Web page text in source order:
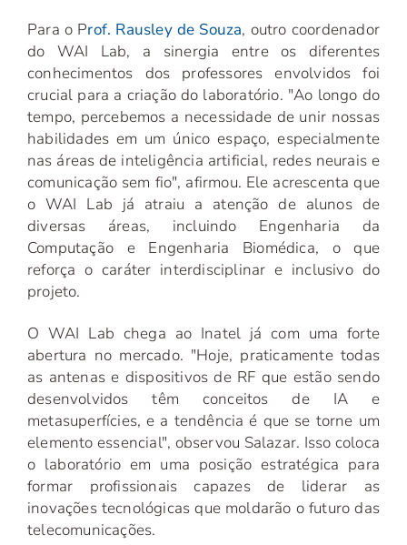
Para o Prof. Rausley de Souza, outro coordenador
do WAI Lab, a sinergia entre os diferentes
conhecimentos dos professores envolvidos foi
crucial para a criação do laboratório. "Ao longo do
tempo, percebemos a necessidade de unir nossas
habilidades em um único espaço, especialmente
nas áreas de inteligência artificial, redes neurais e
comunicação sem fio", afirmou. Ele acrescenta que
o WAI Lab já atraiu a atenção de alunos de
diversas áreas, incluindo Engenharia da
Computação e Engenharia Biomédica, o que
reforça o caráter interdisciplinar e inclusivo do
projeto.
O WAI Lab chega ao Inatel já com uma forte
abertura no mercado. "Hoje, praticamente todas
as antenas e dispositivos de RF que estão sendo
desenvolvidos têm conceitos de IA e
metasuperfícies, e a tendência é que se torne um
elemento essencial", observou Salazar. Isso coloca
o laboratório em uma posição estratégica para
formar profissionais capazes de liderar as
inovações tecnológicas que moldarão o futuro das
telecomunicações.